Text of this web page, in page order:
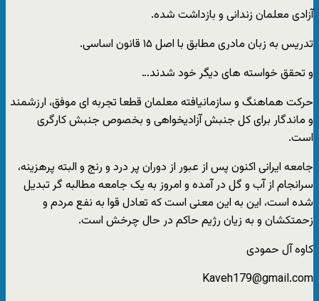
آزادی معلمان زندانی و بازداشت شده.
تدریس به زبان مادری مطابق با اصل ۱۵ قانون اساسی.
و تحقق خواسته های دیگر خود شدند…
حرکت هماهنگ و سازمانیافته معلمان قطعا تجربه ای موفق، ارزشمند
و ماندگار برای کل جنبش آزادیخواهی و بخصوص جنبش کارگری
است.
جامعه ایرانی اکنون پس از عبور از دوران پر درد و رنج و البته پرهزینه،
سرانجام از آب و گل در آمده و امروز به یک جامعه مطالبه گر تبدیل
شده است، این به این معنی است که تعادل قوا به نفع مردم و
زحمتکشان و به زیان رژیم حاکم در حال چرخش است.
کاوه آل حمودی
Kaveh179@gmail.com